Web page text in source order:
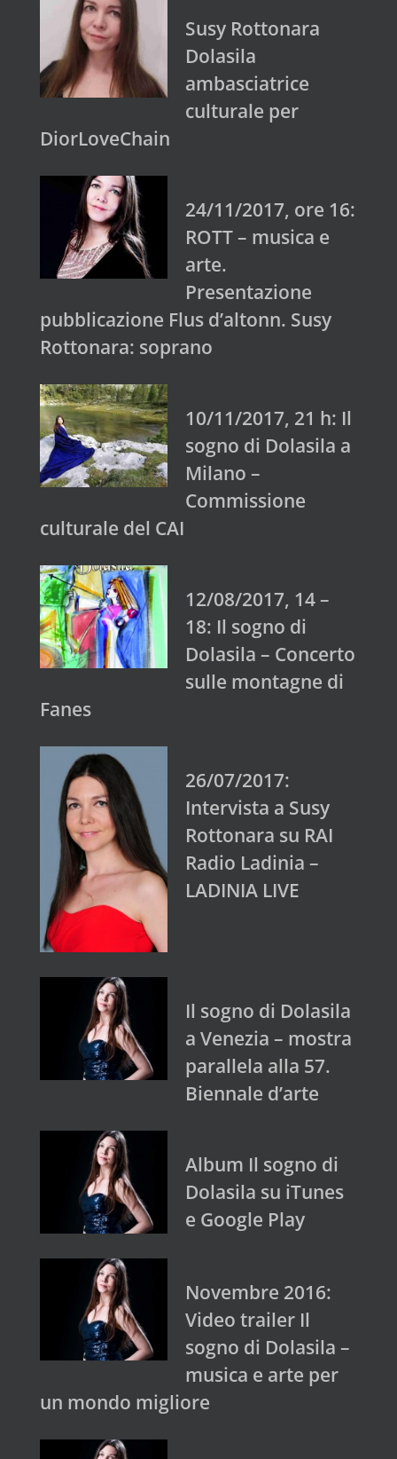
Susy Rottonara
Dolasila
ambasciatrice
culturale per
DiorLoveChain
24/11/2017, ore 16:
ROTT – musica e
arte.
Presentazione
pubblicazione Flus d’altonn. Susy
Rottonara: soprano
10/11/2017, 21 h: Il
sogno di Dolasila a
Milano –
Commissione
culturale del CAI
12/08/2017, 14 –
18: Il sogno di
Dolasila – Concerto
sulle montagne di
Fanes
26/07/2017:
Intervista a Susy
Rottonara su RAI
Radio Ladinia –
LADINIA LIVE
Il sogno di Dolasila
a Venezia – mostra
parallela alla 57.
Biennale d’arte
Album Il sogno di
Dolasila su iTunes
e Google Play
Novembre 2016:
Video trailer Il
sogno di Dolasila –
musica e arte per
un mondo migliore